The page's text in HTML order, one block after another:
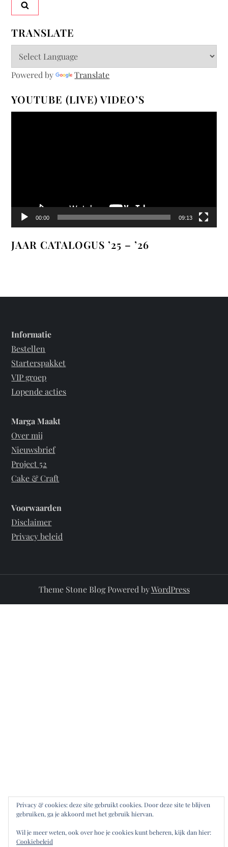
TRANSLATE
Powered by Translate
YOUTUBE (LIVE) VIDEO’S
00:00 09:13
JAAR CATALOGUS ’25 – ’26
Informatie
Bestellen
Starterspakket
VIP groep
Lopende acties
Marga Maakt
Over mij
Nieuwsbrief
Project 52
Cake & Craft
Voorwaarden
Disclaimer
Privacy beleid
Theme Stone Blog Powered byWordPress
Privacy & cookies: deze site gebruikt cookies. Door deze site te blijven
gebruiken, ga je akkoord met het gebruik hiervan.
Wil je meer weten, ook over hoe je cookies kunt beheren, kijk dan hier:
Cookiebeleid